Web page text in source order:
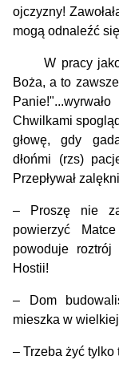
ojczyzny!
mogą odnaleźć
W pracy jakoś
Boża, a to
Chwilkami
głowę, gdy
dłońmi (rzs)
Przepływał
– Proszę nie
powierzyć
powoduje
Hostii!
– Dom
mieszka w
– Trzeba żyć tylko